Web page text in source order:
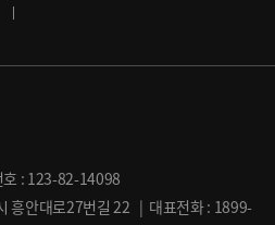
: 123-82-14098
흥안대로27번길 22 | 대표전화 : 1899-